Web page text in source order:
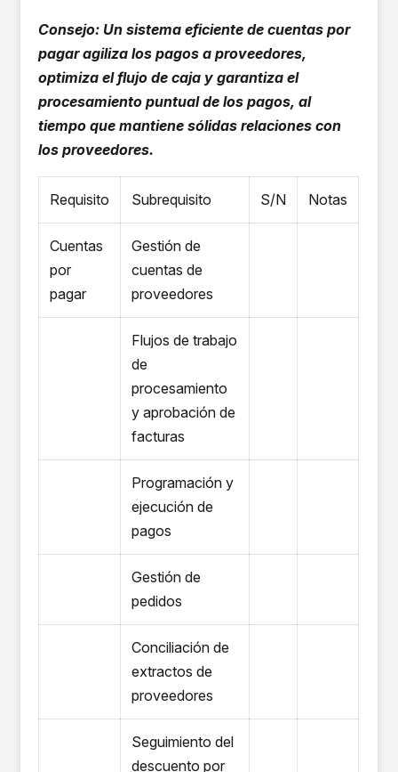
Consejo: Un sistema eficiente de cuentas por
pagar agiliza los pagos a proveedores,
optimiza el flujo de caja y garantiza el
procesamiento puntual de los pagos, al
tiempo que mantiene sólidas relaciones con
los proveedores.
Requisito Subrequisito S/N Notas
Cuentas
por
pagar
Gestión de
cuentas de
proveedores
Flujos de trabajo
de
procesamiento
y aprobación de
facturas
Programación y
ejecución de
pagos
Gestión de
pedidos
Conciliación de
extractos de
proveedores
Seguimiento del
descuento por